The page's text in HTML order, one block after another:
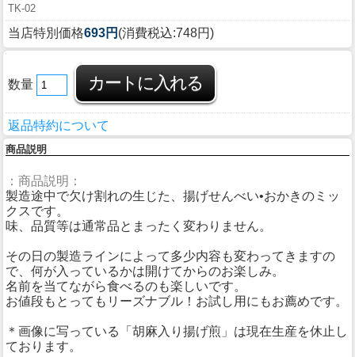
TK-02
当店特別価格693円 (消費税込:748円)
数量
返品特約について
商品説明
：商品説明：
製造途中で欠け割れの生じた、揚げせんべい•おかきのミッ
クスです。
味、品質等は通常品とまったく変わりません。
その日の製造ラインによって多少内容も変わってきますの
で、何が入っているかは開けてからのお楽しみ。
名前を当てながら食べるのも楽しいです。
お値段もとってもリーズナブル！お試し用にもお薦めです。
＊画像に写っている「胡麻入り揚げ煎」は現在生産を休止し
ております。